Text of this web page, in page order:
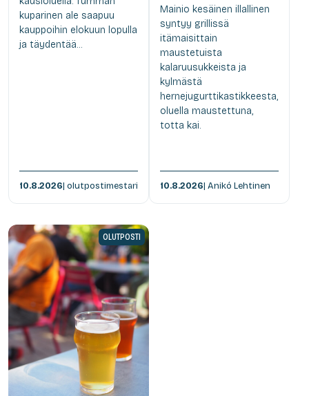
kuparinen ale saapuu
kauppoihin elokuun lopulla
ja täydentää...
10.8.2026| olutpostimestari
Mainio kesäinen illallinen
syntyy grillissä
itämaisittain
maustetuista
kalaruusukkeista ja
kylmästä
hernejugurttikastikkeesta,
oluella maustettuna,
totta kai.
10.8.2026| Anikó Lehtinen
OLUTPOSTI